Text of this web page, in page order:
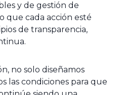
y de gestión de
que cada acción esté
de transparencia,
no solo diseñamos
las condiciones para que